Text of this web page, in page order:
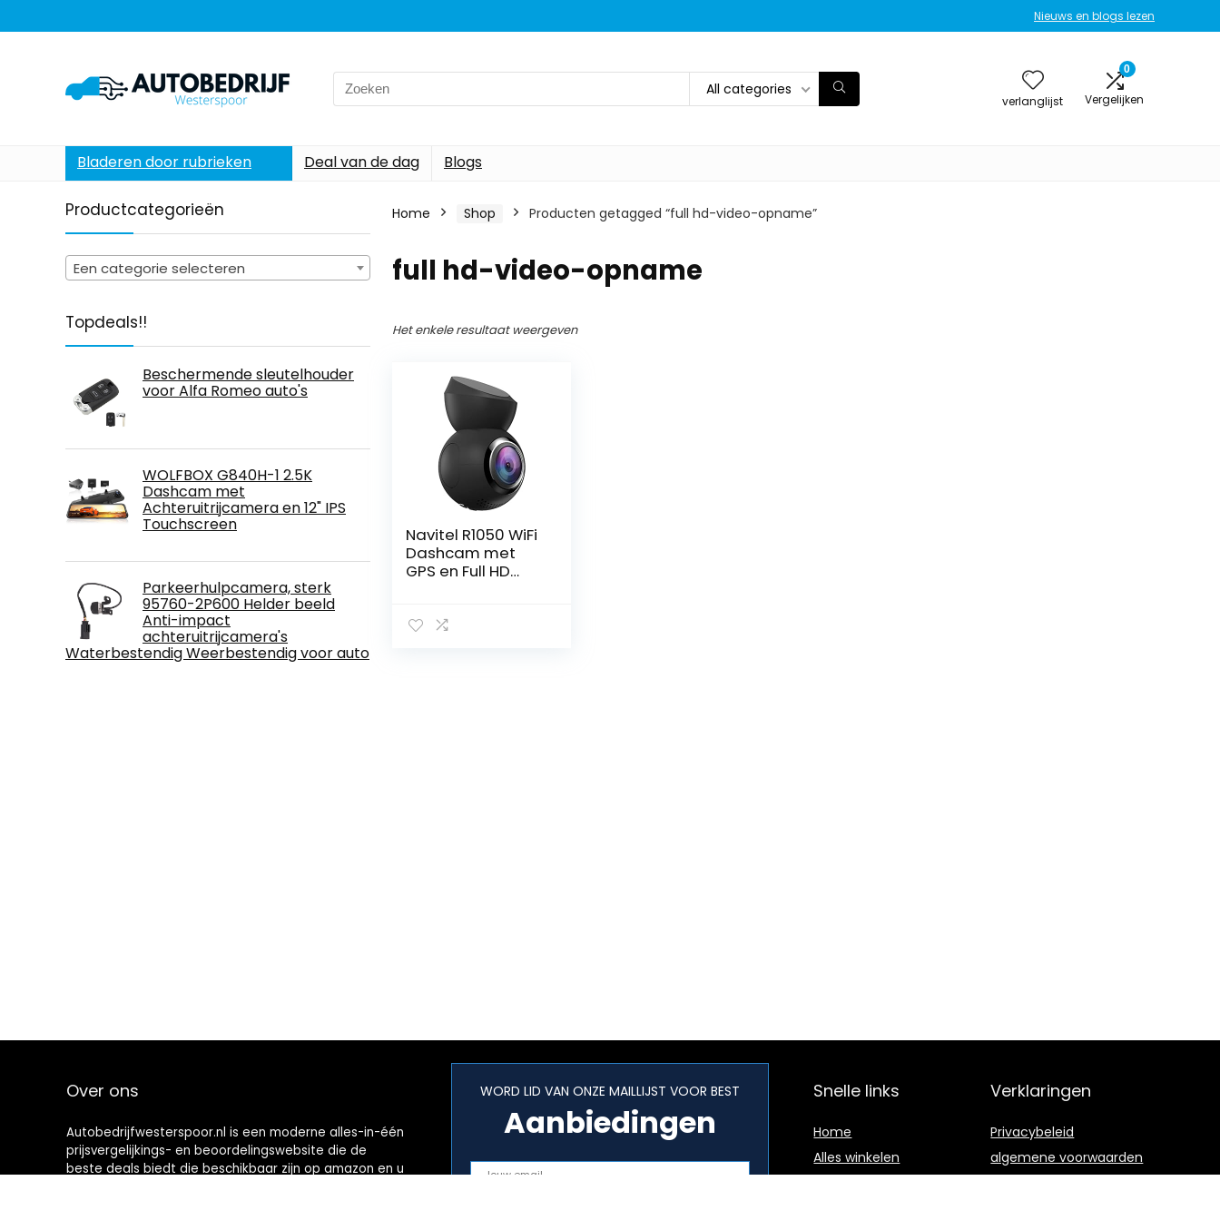
Nieuws en blogs lezen
Search
for:
All categories
verlanglijst
0
Vergelijken
Bladeren door rubrieken Deal van de dag Blogs
Productcategorieën
Een categorie selecteren
Topdeals!!
Beschermende sleutelhouder
voor Alfa Romeo auto's
WOLFBOX G840H-1 2.5K
Dashcam met
Achteruitrijcamera en 12" IPS
Touchscreen
Parkeerhulpcamera, sterk
95760-2P600 Helder beeld
Anti-impact
achteruitrijcamera's
Waterbestendig Weerbestendig voor auto
Home Shop Producten getagged “full hd-video-opname”
full hd-video-opname
Het enkele resultaat weergeven
Navitel R1050 WiFi
Dashcam met
GPS en Full HD
Over ons
Autobedrijfwesterspoor.nl is een moderne alles-in-één
prijsvergelijkings- en beoordelingswebsite die de
beste deals biedt die beschikbaar zijn op amazon en u
WORD LID VAN ONZE MAILLIJST VOOR BEST
Aanbiedingen
Snelle links
Home
Alles winkelen
Verklaringen
Privacybeleid
algemene voorwaarden